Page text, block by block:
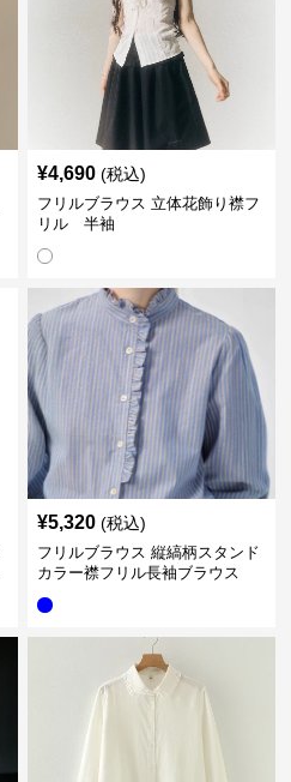
¥4,690 (税込)
フリルブラウス 立体花飾り襟フ
リル 半袖
¥5,320 (税込)
フリルブラウス 縦縞柄スタンド
カラー襟フリル長袖ブラウス